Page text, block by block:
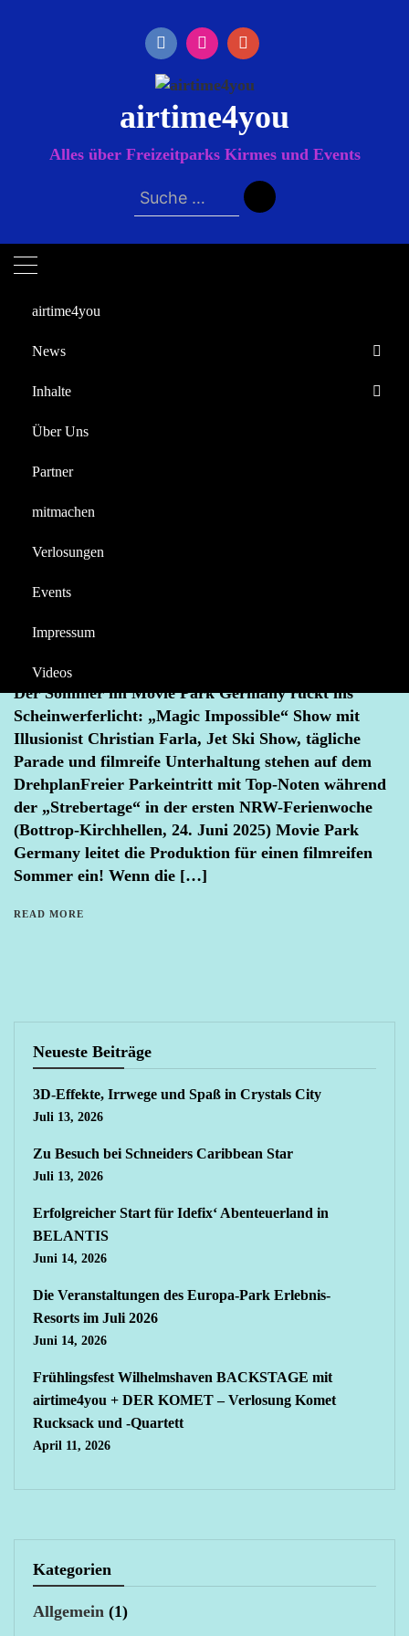
airtime4you
Alles über Freizeitparks Kirmes und Events
Suche
nach:
airtime4you
News
Europa-Park
Inhalte
Reportagen
Über Uns
Partner
mitmachen
Verlosungen
Events
Impressum
Videos
Startseite
Christian Farla
Illusionist Christian Farla, Jet Ski Show, tägliche
Parade
MOVIE PARK GERMANY
STREBERTAGE
Der Sommer im Movie Park Germany rückt ins
Scheinwerferlicht: „Magic Impossible“ Show mit
Illusionist Christian Farla, Jet Ski Show, tägliche
Parade und filmreife Unterhaltung stehen auf dem
DrehplanFreier Parkeintritt mit Top-Noten während
der „Strebertage“ in der ersten NRW-Ferienwoche
(Bottrop-Kirchhellen, 24. Juni 2025) Movie Park
Germany leitet die Produktion für einen filmreifen
Sommer ein! Wenn die […]
READ MORE
Neueste Beiträge
3D-Effekte, Irrwege und Spaß in Crystals City
Juli 13, 2026
Zu Besuch bei Schneiders Caribbean Star
Juli 13, 2026
Erfolgreicher Start für Idefix‘ Abenteuerland in
BELANTIS
Juni 14, 2026
Die Veranstaltungen des Europa-Park Erlebnis-
Resorts im Juli 2026
Juni 14, 2026
Frühlingsfest Wilhelmshaven BACKSTAGE mit
airtime4you + DER KOMET – Verlosung Komet
Rucksack und -Quartett
April 11, 2026
Kategorien
Allgemein (1)